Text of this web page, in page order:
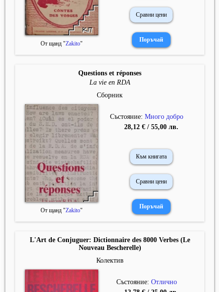
От щанд "Zakito"
Сравни цени
Questions et réponses
La vie en RDA
Сборник
От щанд "Zakito"
Състояние: Много добро
28,12 € / 55,00 лв.
Към книгата
Сравни цени
L'Art de Conjuguer: Dictionnaire des 8000 Verbes (Le
Nouveau Bescherelle)
Колектив
Състояние: Отлично